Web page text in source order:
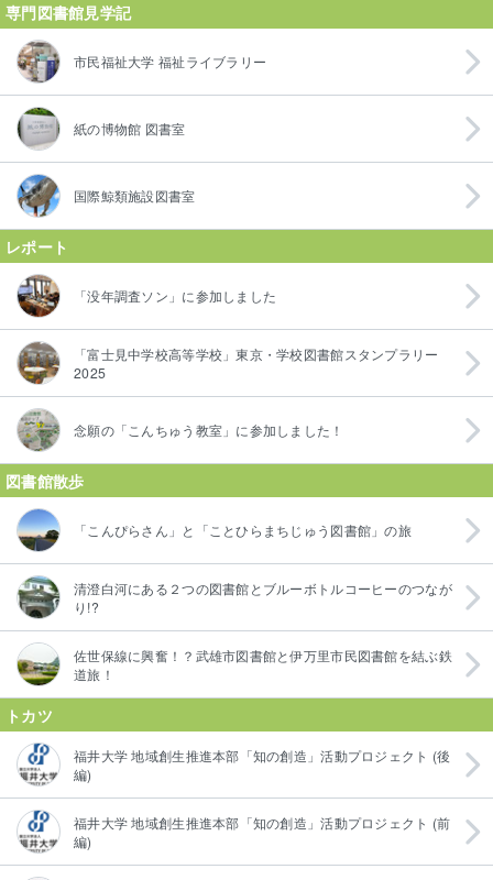
専門図書館見学記
市民福祉大学 福祉ライブラリー
紙の博物館 図書室
国際鯨類施設図書室
レポート
「没年調査ソン」に参加しました
「富士見中学校高等学校」東京・学校図書館スタンプラリー
2025
念願の「こんちゅう教室」に参加しました！
図書館散歩
「こんぴらさん」と「ことひらまちじゅう図書館」の旅
清澄白河にある２つの図書館とブルーボトルコーヒーのつなが
り!?
佐世保線に興奮！？武雄市図書館と伊万里市民図書館を結ぶ鉄
道旅！
トカツ
福井大学 地域創生推進本部「知の創造」活動プロジェクト (後
編)
福井大学 地域創生推進本部「知の創造」活動プロジェクト (前
編)